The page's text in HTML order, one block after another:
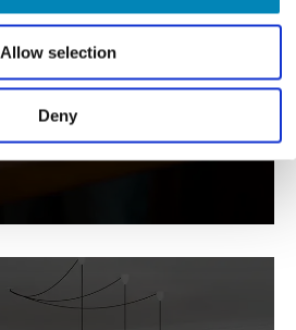
Allow selection
Deny